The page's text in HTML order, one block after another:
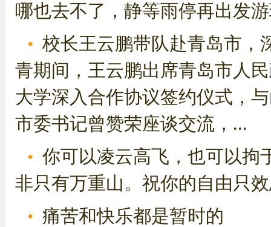
哪也去不了，静等雨停再出发
校长王云鹏带队赴青岛市，
青期间，王云鹏出席青岛市人
大学深入合作协议签约仪式，
市委书记曾赞荣座谈交流，...
你可以凌云高飞，也可以拘
非只有万重山。祝你的自由只
痛苦和快乐都是暂时的